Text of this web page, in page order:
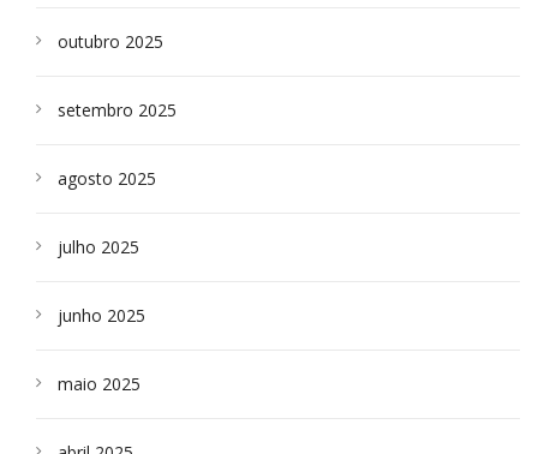
outubro 2025
setembro 2025
agosto 2025
julho 2025
junho 2025
maio 2025